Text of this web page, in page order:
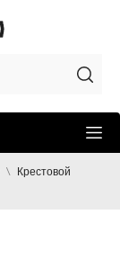
Крестовой